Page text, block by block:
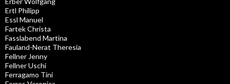
Ertl Philipp
Essl Manuel
Fartek Christa
Fasslabend Martina
Fauland-Nerat Theresia
Fellner Jenny
Fellner Uschi
Ferragamo Tini